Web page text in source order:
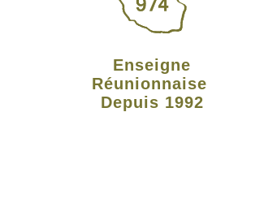
Enseigne
Réunionnaise
Depuis 1992